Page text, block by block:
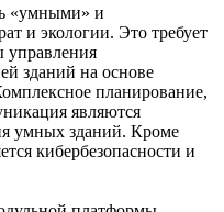
«умными» и
и экологии. Это требует
управления
зданий на основе
планирование,
являются
умных зданий. Кроме
кибербезопасности и